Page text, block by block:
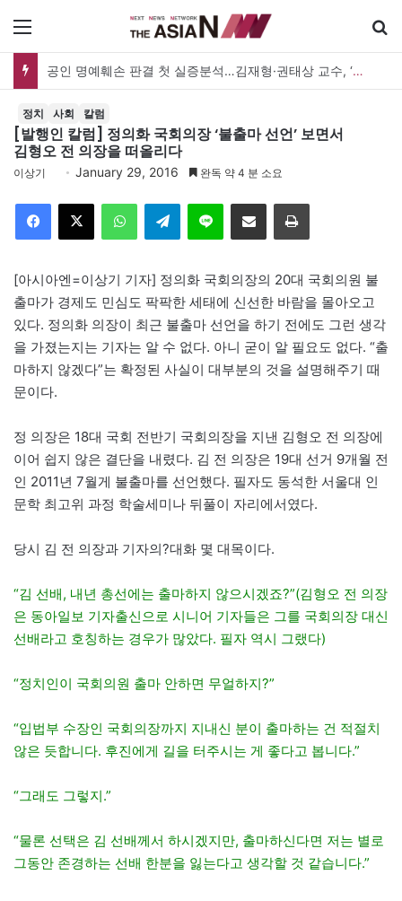
공인 명예훼손 판결 첫 실증분석…김재형·권태상 교수, ‘공인 보도준칙’ 제안도
정치 사회 칼럼
[발행인 칼럼] 정의화 국회의장 ‘불출마 선언’ 보면서
김형오 전 의장을 떠올리다
이상기 January 29, 2016 완독 약 4 분 소요
Telegram 이메일
[아시아엔=이상기 기자] 정의화 국회의장의 20대 국회의원 불
출마가 경제도 민심도 팍팍한 세태에 신선한 바람을 몰아오고
있다. 정의화 의장이 최근 불출마 선언을 하기 전에도 그런 생각
을 가졌는지는 기자는 알 수 없다. 아니 굳이 알 필요도 없다. “출
마하지 않겠다”는 확정된 사실이 대부분의 것을 설명해주기 때
문이다.
정 의장은 18대 국회 전반기 국회의장을 지낸 김형오 전 의장에
이어 쉽지 않은 결단을 내렸다. 김 전 의장은 19대 선거 9개월 전
인 2011년 7월게 불출마를 선언했다. 필자도 동석한 서울대 인
문학 최고위 과정 학술세미나 뒤풀이 자리에서였다.
당시 김 전 의장과 기자의?대화 몇 대목이다.
“김 선배, 내년 총선에는 출마하지 않으시겠죠?”(김형오 전 의장
은 동아일보 기자출신으로 시니어 기자들은 그를 국회의장 대신
선배라고 호칭하는 경우가 많았다. 필자 역시 그랬다)
“정치인이 국회의원 출마 안하면 무얼하지?”
“입법부 수장인 국회의장까지 지내신 분이 출마하는 건 적절치
않은 듯합니다. 후진에게 길을 터주시는 게 좋다고 봅니다.”
“그래도 그렇지.”
“물론 선택은 김 선배께서 하시겠지만, 출마하신다면 저는 별로
그동안 존경하는 선배 한분을 잃는다고 생각할 것 같습니다.”